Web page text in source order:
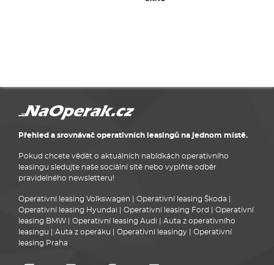
Přehled a srovnávač operativních leasingů na jednom místě.
Pokud chcete vědět o aktuálních nabídkách operativního
leasingu sledujte naše sociální sítě nebo vyplňte odběr
pravidelného newsletteru!
Operativní leasing Volkswagen Operativní leasing Škoda
Operativní leasing Hyundai
Operativní leasing Ford
Operativní
leasing BMW
Operativní leasing Audi
Auta z operativního
leasingu
Auta z operáku Operativní leasingy
Operativní
leasing Praha